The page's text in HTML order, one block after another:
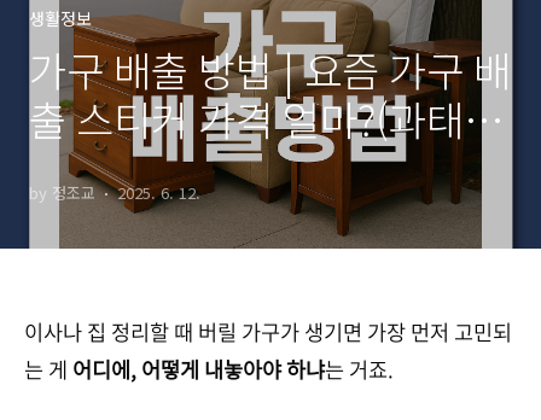
생활정보
가구 배출 방법 | 요즘 가구 배
출 스티커 가격 얼마?(과태료
100만원 주의)
by 정조교 2025. 6. 12.
이사나 집 정리할 때 버릴 가구가 생기면 가장 먼저 고민되
는 게 어디에, 어떻게 내놓아야 하냐는 거죠.